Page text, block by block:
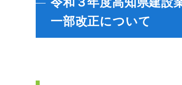
一部改正について